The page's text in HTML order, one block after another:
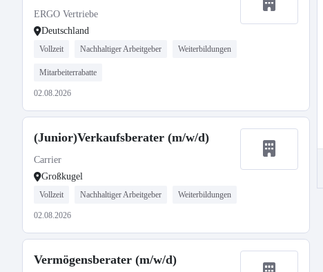
ERGO Vertriebe
Deutschland
Vollzeit Nachhaltiger Arbeitgeber Weiterbildungen
Mitarbeiterrabatte
02.08.2026
(Junior)Verkaufsberater (m/w/d)
Carrier
Großkugel
Vollzeit Nachhaltiger Arbeitgeber Weiterbildungen
02.08.2026
Vermögensberater (m/w/d)